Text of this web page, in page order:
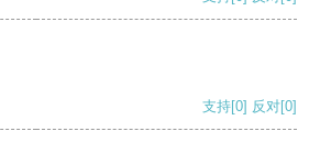
支持[0] 反对[0]